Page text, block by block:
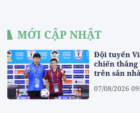
MỚI CẬP NHẬT
Đội tuyển
chiến
trên sân
07/08/2026